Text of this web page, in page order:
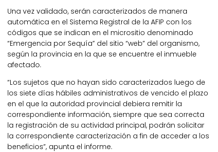
Una vez validado, serán caracterizados de manera
automática en el Sistema Registral de la AFIP con los
códigos que se indican en el micrositio denominado
“Emergencia por Sequía” del sitio “web” del organismo,
según la provincia en la que se encuentre el inmueble
afectado.
“Los sujetos que no hayan sido caracterizados luego de
los siete días hábiles administrativos de vencido el plazo
en el que la autoridad provincial debiera remitir la
correspondiente información, siempre que sea correcta
la registración de su actividad principal, podrán solicitar
la correspondiente caracterización a fin de acceder a los
beneficios”, apunta el informe.